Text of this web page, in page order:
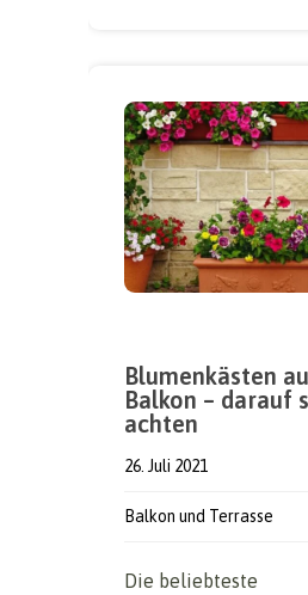
Blumenkästen
Balkon – darauf
achten
26. Juli 2021
Balkon und Terrasse
Die beliebteste